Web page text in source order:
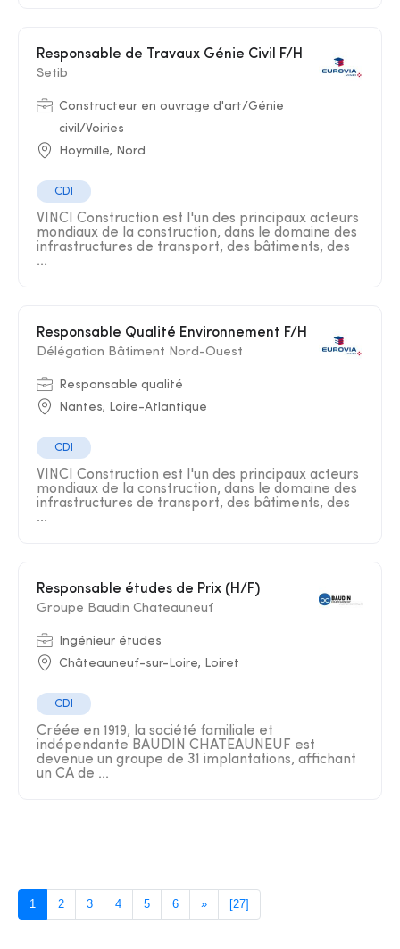
Responsable de Travaux Génie Civil F/H
Setib
Constructeur en ouvrage d'art/Génie
civil/Voiries
Hoymille, Nord
CDI
VINCI Construction est l'un des principaux acteurs
mondiaux de la construction, dans le domaine des
infrastructures de transport, des bâtiments, des
...
Responsable Qualité Environnement F/H
Délégation Bâtiment Nord-Ouest
Responsable qualité
Nantes, Loire-Atlantique
CDI
VINCI Construction est l'un des principaux acteurs
mondiaux de la construction, dans le domaine des
infrastructures de transport, des bâtiments, des
...
Responsable études de Prix (H/F)
Groupe Baudin Chateauneuf
Ingénieur études
Châteauneuf-sur-Loire, Loiret
CDI
Créée en 1919, la société familiale et
indépendante BAUDIN CHATEAUNEUF est
devenue un groupe de 31 implantations, affichant
un CA de ...
1 2 3 4 5 6 » [27]